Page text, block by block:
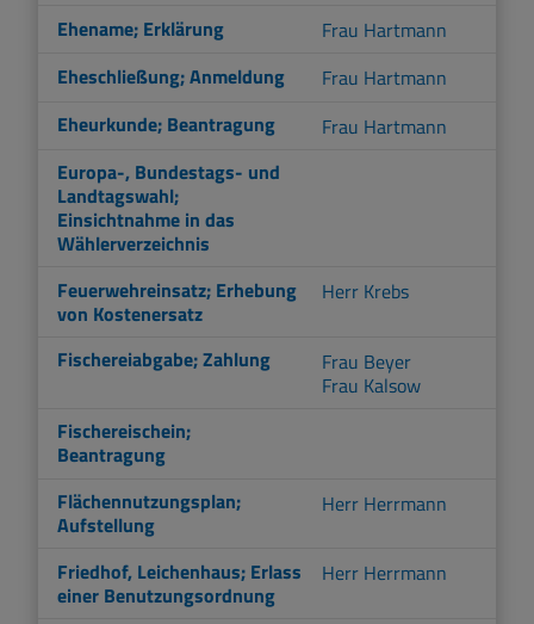
Ehename; Erklärung
Frau Hartmann
Eheschließung; Anmeldung
Frau Hartmann
Eheurkunde; Beantragung
Frau Hartmann
Europa-, Bundestags- und
Landtagswahl;
Einsichtnahme in das
Wählerverzeichnis
Feuerwehreinsatz; Erhebung
von Kostenersatz
Herr Krebs
Fischereiabgabe; Zahlung
Frau Beyer
Frau Kalsow
Fischereischein;
Beantragung
Flächennutzungsplan;
Aufstellung
Herr Herrmann
Friedhof, Leichenhaus; Erlass
einer Benutzungsordnung
Herr Herrmann